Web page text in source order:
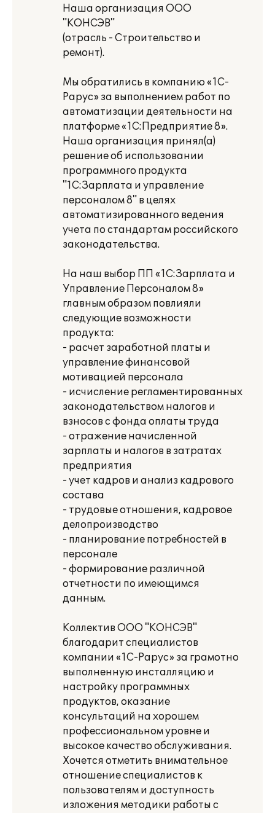
Наша организация ООО
"КОНСЭВ"
(отрасль - Строительство и
ремонт).
Мы обратились в компанию «1С-
Рарус» за выполнением работ по
автоматизации деятельности на
платформе «1С:Предприятие 8».
Наша организация принял(а)
решение об использовании
программного продукта
"1С:Зарплата и управление
персоналом 8" в целях
автоматизированного ведения
учета по стандартам российского
законодательства.
На наш выбор ПП «1С:Зарплата и
Управление Персоналом 8»
главным образом повлияли
следующие возможности
продукта:
- расчет заработной платы и
управление финансовой
мотивацией персонала
- исчисление регламентированных
законодательством налогов и
взносов с фонда оплаты труда
- отражение начисленной
зарплаты и налогов в затратах
предприятия
- учет кадров и анализ кадрового
состава
- трудовые отношения, кадровое
делопроизводство
- планирование потребностей в
персонале
- формирование различной
отчетности по имеющимся
данным.
Коллектив ООО "КОНСЭВ"
благодарит специалистов
компании «1С-Рарус» за грамотно
выполненную инсталляцию и
настройку программных
продуктов, оказание
консультаций на хорошем
профессиональном уровне и
высокое качество обслуживания.
Хочется отметить внимательное
отношение специалистов к
пользователям и доступность
изложения методики работы с